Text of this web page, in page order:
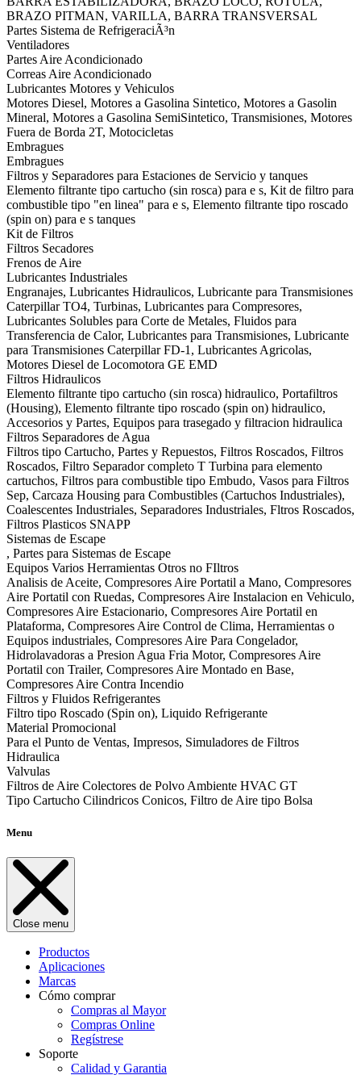
BRAZO PITMAN, VARILLA, BARRA TRANSVERSAL
Partes Sistema de RefrigeraciÃ³n
Ventiladores
Partes Aire Acondicionado
Correas Aire Acondicionado
Lubricantes Motores y Vehiculos
Motores Diesel, Motores a Gasolina Sintetico, Motores a Gasolin
Mineral, Motores a Gasolina SemiSintetico, Transmisiones, Motores
Fuera de Borda 2T, Motocicletas
Embragues
Embragues
Filtros y Separadores para Estaciones de Servicio y tanques
Elemento filtrante tipo cartucho (sin rosca) para e s, Kit de filtro para
combustible tipo "en linea" para e s, Elemento filtrante tipo roscado
(spin on) para e s tanques
Kit de Filtros
Filtros Secadores
Frenos de Aire
Lubricantes Industriales
Engranajes, Lubricantes Hidraulicos, Lubricante para Transmisiones
Caterpillar TO4, Turbinas, Lubricantes para Compresores,
Lubricantes Solubles para Corte de Metales, Fluidos para
Transferencia de Calor, Lubricantes para Transmisiones, Lubricante
para Transmisiones Caterpillar FD-1, Lubricantes Agricolas,
Motores Diesel de Locomotora GE EMD
Filtros Hidraulicos
Elemento filtrante tipo cartucho (sin rosca) hidraulico, Portafiltros
(Housing), Elemento filtrante tipo roscado (spin on) hidraulico,
Accesorios y Partes, Equipos para trasegado y filtracion hidraulica
Filtros Separadores de Agua
Filtros tipo Cartucho, Partes y Repuestos, Filtros Roscados, Filtros
Roscados, Filtro Separador completo T Turbina para elemento
cartuchos, Filtros para combustible tipo Embudo, Vasos para Filtros
Sep, Carcaza Housing para Combustibles (Cartuchos Industriales),
Coalescentes Industriales, Separadores Industriales, Fltros Roscados,
Filtros Plasticos SNAPP
Sistemas de Escape
, Partes para Sistemas de Escape
Equipos Varios Herramientas Otros no FIltros
Analisis de Aceite, Compresores Aire Portatil a Mano, Compresores
Aire Portatil con Ruedas, Compresores Aire Instalacion en Vehiculo,
Compresores Aire Estacionario, Compresores Aire Portatil en
Plataforma, Compresores Aire Control de Clima, Herramientas o
Equipos industriales, Compresores Aire Para Congelador,
Hidrolavadoras a Presion Agua Fria Motor, Compresores Aire
Portatil con Trailer, Compresores Aire Montado en Base,
Compresores Aire Contra Incendio
Filtros y Fluidos Refrigerantes
Filtro tipo Roscado (Spin on), Liquido Refrigerante
Material Promocional
Para el Punto de Ventas, Impresos, Simuladores de Filtros
Hidraulica
Valvulas
Filtros de Aire Colectores de Polvo Ambiente HVAC GT
Tipo Cartucho Cilindricos Conicos, Filtro de Aire tipo Bolsa
Menu
Close menu
Productos
Aplicaciones
Marcas
Cómo comprar
Compras al Mayor
Compras Online
Regístrese
Soporte
Calidad y Garantia